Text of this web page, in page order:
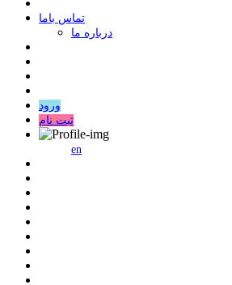
ﺗﻤﺎﺱ ﺑﺎﻣﺎ
درباره ما
ورود
ثبت نام
en